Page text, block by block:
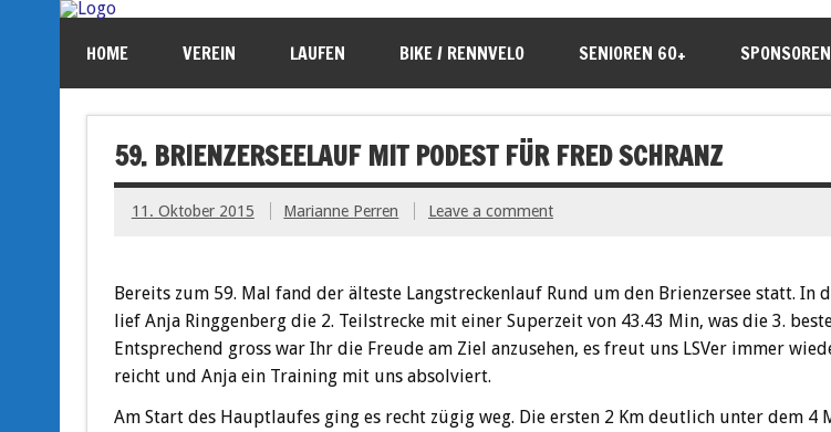
HOME VEREIN LAUFEN BIKE / RENNVELO SENIOREN 60+ SPONSOREN
59. BRIENZERSEELAUF MIT PODEST FÜR FRED SCHRANZ
11. Oktober 2015 Marianne Perren Leave a comment
Bereits zum 59. Mal fand der älteste Langstreckenlauf Rund um den Brienzersee statt. In
lief Anja Ringgenberg die 2. Teilstrecke mit einer Superzeit von 43.43 Min, was die 3.
Entsprechend gross war Ihr die Freude am Ziel anzusehen, es freut uns LSVer immer
reicht und Anja ein Training mit uns absolviert.
Am Start des Hauptlaufes ging es recht zügig weg. Die ersten 2 Km deutlich unter dem 4